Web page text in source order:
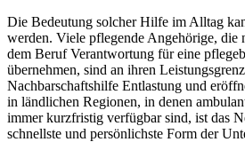
Die Bedeutung solcher Hilfe im Alltag
werden. Viele pflegende Angehörige, die
dem Beruf Verantwortung für eine
übernehmen, sind an ihren
Nachbarschaftshilfe Entlastung und
in ländlichen Regionen, in denen
immer kurzfristig verfügbar sind, ist das
schnellste und persönlichste Form der